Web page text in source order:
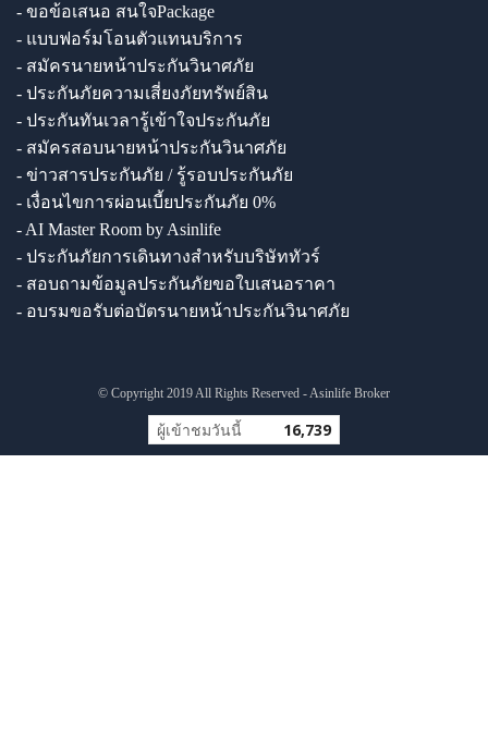
- ขอข้อเสนอ สนใจPackage
- แบบฟอร์มโอนตัวแทนบริการ
- สมัครนายหน้าประกันวินาศภัย
- ประกันภัยความเสี่ยงภัยทรัพย์สิน
- ประกันทันเวลารู้เข้าใจประกันภัย
- สมัครสอบนายหน้าประกันวินาศภัย
- ข่าวสารประกันภัย / รู้รอบประกันภัย
- เงื่อนไขการผ่อนเบี้ยประกันภัย 0%
- AI Master Room by Asinlife
- ประกันภัยการเดินทางสำหรับบริษัททัวร์
- สอบถามข้อมูลประกันภัยขอใบเสนอราคา
- อบรมขอรับต่อบัตรนายหน้าประกันวินาศภัย
© Copyright 2019 All Rights Reserved - Asinlife Broker
ผู้เข้าชมวันนี้ 16,739